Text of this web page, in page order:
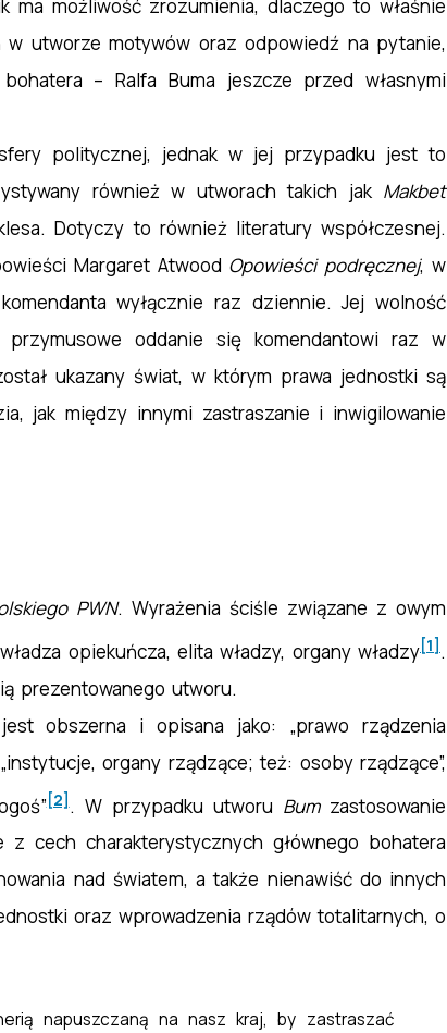
ma możliwość zrozumienia, dlaczego to właśnie
utworze motywów oraz odpowiedź na pytanie,
– Ralfa Buma jeszcze przed własnymi
politycznej, jednak w jej przypadku jest to
również w utworach takich jak Makbet
Dotyczy to również literatury współczesnej.
Margaret Atwood Opowieści podręcznej, w
wyłącznie raz dziennie. Jej wolność
oddanie się komendantowi raz w
ukazany świat, w którym prawa jednostki są
jak między innymi zastraszanie i inwigilowanie
PWN. Wyrażenia ściśle związane z owym
opiekuńcza, elita władzy, organy władzy[1] .
prezentowanego utworu.
obszerna i opisana jako: „prawo rządzenia
organy rządzące; też: osoby rządzące”,
[2]. W przypadku utworu Bumzastosowanie
cech charakterystycznych głównego bohatera
nad światem, a także nienawiść do innych
oraz wprowadzenia rządów totalitarnych, o
napuszczaną na nasz kraj, by zastraszać